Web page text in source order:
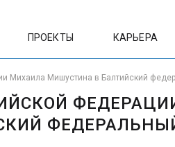
ПРОЕКТЫ КАРЬЕРА
Михаила Мишустина в Балтийский